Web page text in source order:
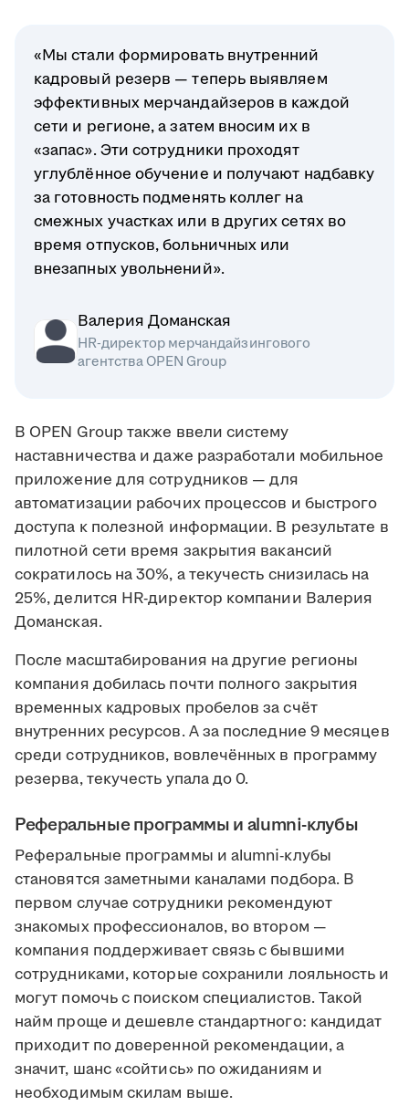
«Мы стали формировать внутренний
кадровый резерв — теперь выявляем
эффективных мерчандайзеров в каждой
сети и регионе, а затем вносим их в
«запас». Эти сотрудники проходят
углублённое обучение и получают надбавку
за готовность подменять коллег на
смежных участках или в других сетях во
время отпусков, больничных или
внезапных увольнений».
Валерия Доманская
HR-директор мерчандайзингового
агентства OPEN Group
В OPEN Group также ввели систему
наставничества и даже разработали мобильное
приложение для сотрудников — для
автоматизации рабочих процессов и быстрого
доступа к полезной информации. В результате в
пилотной сети время закрытия вакансий
сократилось на 30%, а текучесть снизилась на
25%, делится HR-директор компании Валерия
Доманская.
После масштабирования на другие регионы
компания добилась почти полного закрытия
временных кадровых пробелов за счёт
внутренних ресурсов. А за последние 9 месяцев
среди сотрудников, вовлечённых в программу
резерва, текучесть упала до 0.
Реферальные программы и alumni-клубы
Реферальные программы и alumni-клубы
становятся заметными каналами подбора. В
первом случае сотрудники рекомендуют
знакомых профессионалов, во втором —
компания поддерживает связь с бывшими
сотрудниками, которые сохранили лояльность и
могут помочь с поиском специалистов. Такой
найм проще и дешевле стандартного: кандидат
приходит по доверенной рекомендации, а
значит, шанс «сойтись» по ожиданиям и
необходимым скилам выше.